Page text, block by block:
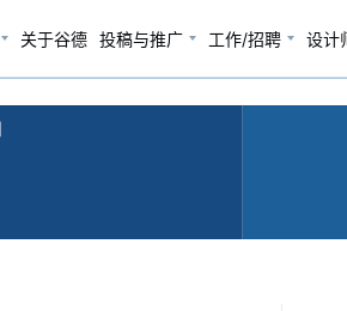
关于谷德 投稿与推广 工作/招聘 设计